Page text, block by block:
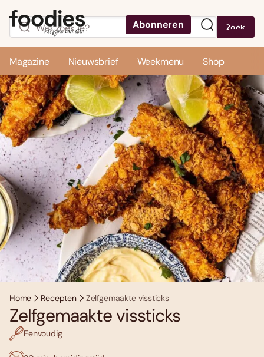
Abonneren Zoek
Magazine Nieuwsbrief Weekmenu Shop
Home Recepten Zelfgemaakte vissticks
Zelfgemaakte vissticks
Eenvoudig